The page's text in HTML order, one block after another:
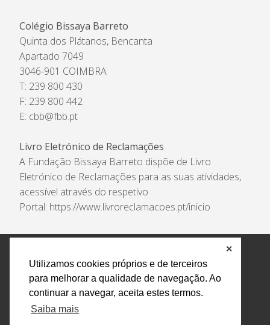
Utilizamos cookies próprios e de terceiros
para melhorar a qualidade de navegação. Ao
continuar a navegar, aceita estes termos.
Saiba mais
✕
Colégio Bissaya Barreto
Quinta dos Plátanos, Bencanta
Apartado 7049
3046-901 COIMBRA
T: 239 800 430
F: 239 800 442
E: cbb@fbb.pt
Livro Eletrónico de Reclamações
A Fundação Bissaya Barreto dispõe de Livro
Eletrónico de Reclamações para as suas atividades,
acessível através do respetivo
Portal: https://www.livroreclamacoes.pt/inicio
Política de Privacidade e Tratamento de Dados
Encarregado de Proteção de Dados
Livro Eletrónico
de Reclamações
Canal de Denúncias
Todos os direitos reservados Design by AM. Developed by